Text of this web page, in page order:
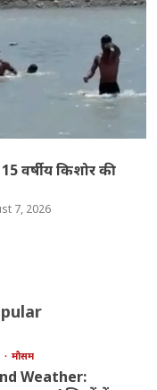
वर्षीय किशोर की
7, 2026
मौसम
Weather: